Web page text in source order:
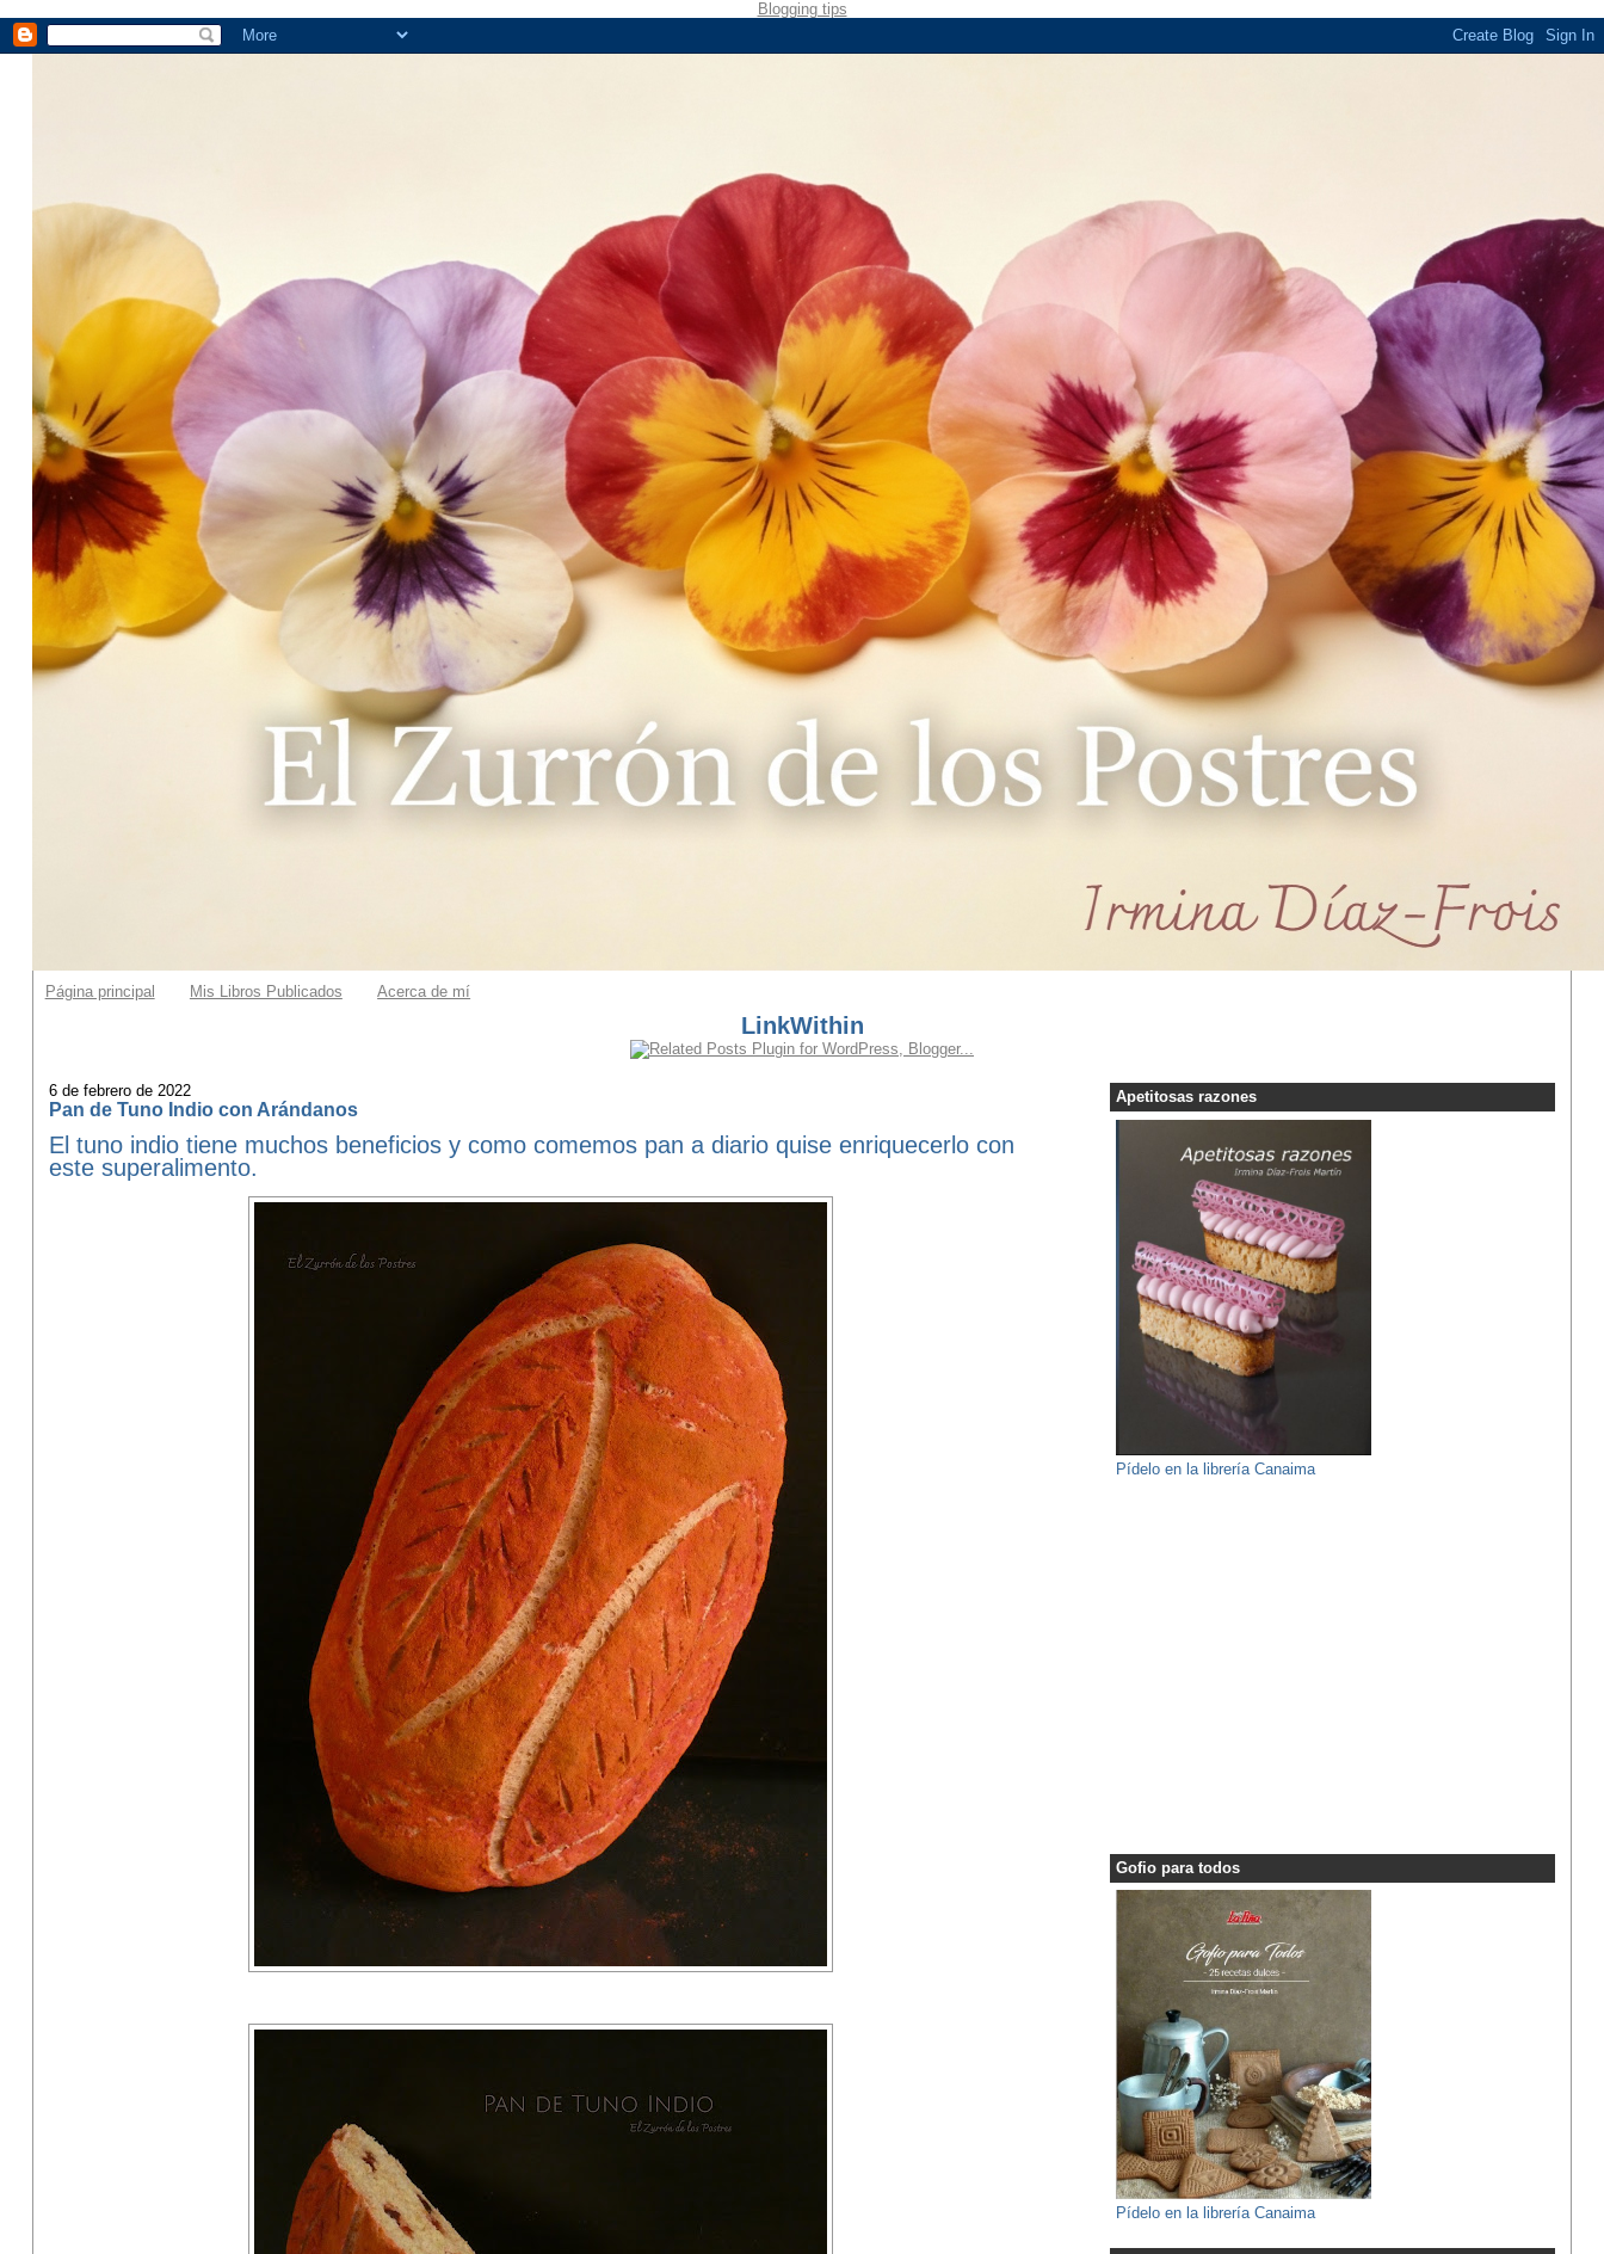
Blogging tips
Página principal Mis Libros Publicados Acerca de mí
LinkWithin
6 de febrero de 2022
Pan de Tuno Indio con Arándanos
El tuno indio tiene muchos beneficios y como comemos pan a diario quise enriquecerlo con
este superalimento.
Apetitosas razones
Pídelo en la librería Canaima
Gofio para todos
Pídelo en la librería Canaima